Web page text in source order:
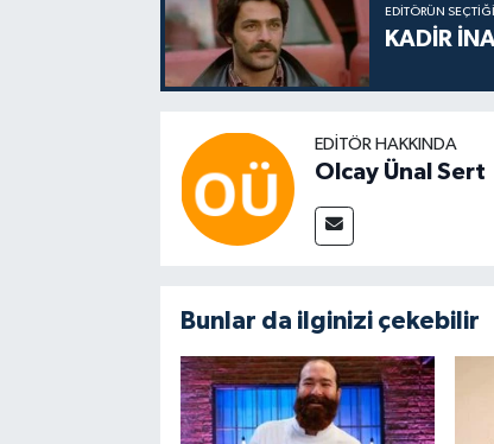
EDITÖRÜN SEÇTIĞI
KADİR
EDITÖR HAKKINDA
Olcay Ünal Sert
Bunlar da ilginizi çekebilir